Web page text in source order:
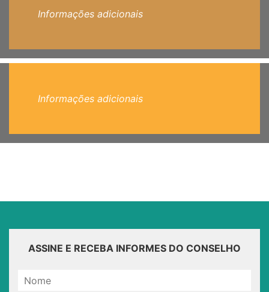
Informações adicionais
Informações adicionais
ASSINE E RECEBA INFORMES DO CONSELHO